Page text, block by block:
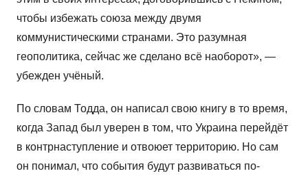
чтобы избежать союза между двумя
коммунистическими странами. Это разумная
геополитика, сейчас же сделано всё наоборот», —
убежден учёный.
По словам Тодда, он написал свою книгу в то время,
когда Запад был уверен в том, что Украина перейдёт
в контрнаступление и отвоюет территорию. Но сам
он понимал, что события будут развиваться по-